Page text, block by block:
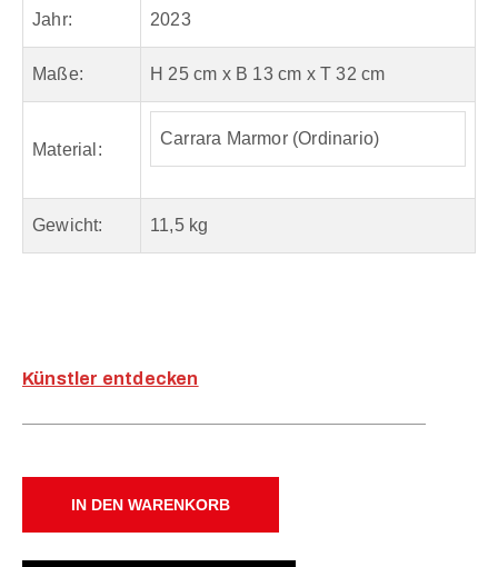
Jahr: 2023
Maße: H 25 cm x B 13 cm x T 32 cm
Material:
Carrara Marmor (Ordinario)
Gewicht: 11,5 kg
Künstler entdecken
IN DEN WARENKORB